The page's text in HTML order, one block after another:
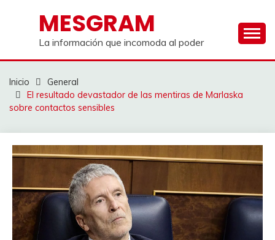
contenidoMESGRAM
La información que incomoda al poder
Inicio
General
El resultado devastador de las mentiras de Marlaska
sobre contactos sensibles